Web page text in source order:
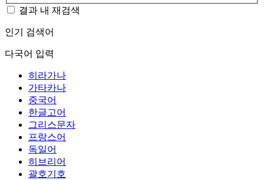
결과 내 재검색
인기 검색어
다국어 입력
히라가나
가타카나
중국어
한글고어
그리스문자
프랑스어
독일어
히브리어
괄호기호